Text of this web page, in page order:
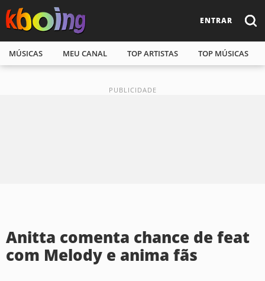
ENTRAR
MÚSICAS MEU CANAL TOP ARTISTAS TOP MÚSICAS
Anitta comenta chance de feat
com Melody e anima fãs